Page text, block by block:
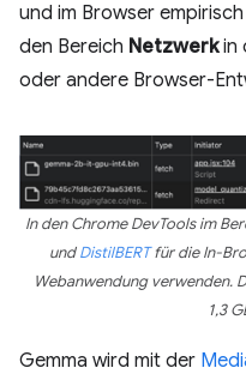
und im Browser
den Bereich Netzwerkin
oder andere Browser-
In den Chrome DevTools im
undDistilBERTfür die In-
Webanwendung verwenden.
1,3
Gemma wird mit der